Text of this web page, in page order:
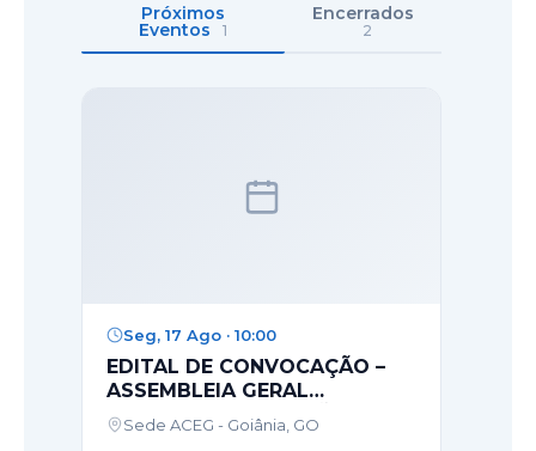
Próximos
Eventos 1
Encerrados
2
Seg, 17 Ago · 10:00
EDITAL DE CONVOCAÇÃO –
ASSEMBLEIA GERAL
ORDINÁRIA DE ELEIÇÃO –
2026
Sede ACEG - Goiânia, GO